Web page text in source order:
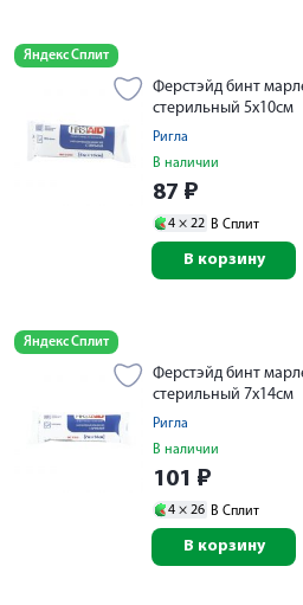
Яндекс Сплит
Ферстэйд бинт
стерильный 5х10см
Ригла
В наличии
87 ₽
4 × 22 В Сплит
В корзину
Яндекс Сплит
Ферстэйд бинт
стерильный 7х14см
Ригла
В наличии
101 ₽
4 × 26 В Сплит
В корзину